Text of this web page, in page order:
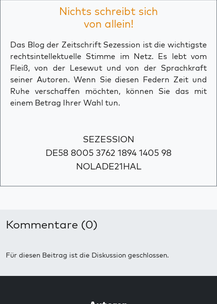
Nichts schreibt sich
von allein!
Das Blog der Zeitschrift Sezession ist die wichtigste
rechtsintellektuelle Stimme im Netz. Es lebt vom
Fleiß, von der Lesewut und von der Sprachkraft
seiner Autoren. Wenn Sie diesen Federn Zeit und
Ruhe verschaffen möchten, können Sie das mit
einem Betrag Ihrer Wahl tun.
SEZESSION
DE58 8005 3762 1894 1405 98
NOLADE21HAL
Kommentare (0)
Für diesen Beitrag ist die Diskussion geschlossen.